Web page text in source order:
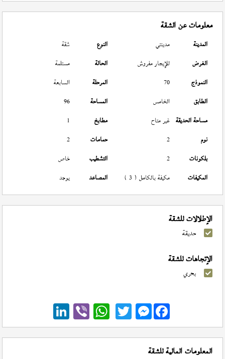
معلومات عن الشقة
المدينة مدينتي النوع
شقة
الغرض
للإيجار مفروش الحالة
مستلمة
النموذج
70 المرحلة
السابعة
الطابق
الخامس المساحة
96
مساحة الحديقة غير متاح مطابخ
1
نوم
2 حمامات
2
بلكونات
2 التشطيب
خاص
المكيفات
مكيفة بالكامل ( 3 ) المصاعد يوجد
الإطلالات للشقة
حديقة
الإتجاهات للشقة
بحري
Messenger
المعلومات المالية للشقة